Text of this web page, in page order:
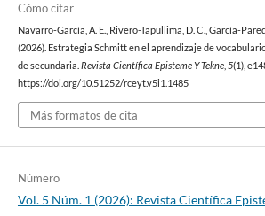
Cómo citar
Navarro-García, A. E., Rivero-Tapullima, D. C., García-
(2026). Estrategia Schmitt en el aprendizaje de
de secundaria. Revista Científica Episteme Y Tekne, 5(1),
https://doi.org/10.51252/rceyt.v5i1.1485
Más formatos de cita
Número
Vol. 5 Núm. 1 (2026): Revista Científica